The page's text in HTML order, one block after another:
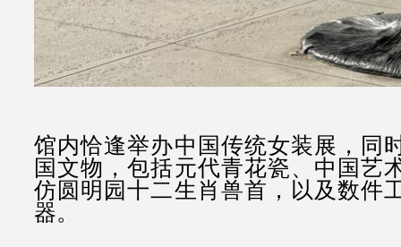
馆内恰逢举办中国传统女装展，同
国文物，包括元代青花瓷、中国艺
仿圆明园十二生肖兽首，以及数件
器。